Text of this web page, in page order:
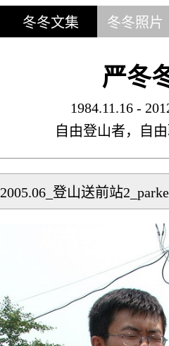
冬冬文集 冬冬照片
严冬
1984.11.16 -
自由登山者，自
2005.06_登山送前站